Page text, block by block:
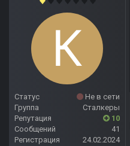
Статус
Не в сети
Группа
Сталкеры
Репутация
10
Сообщений
41
Регистрация
24.02.2024